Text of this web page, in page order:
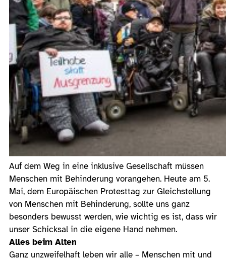
Auf dem Weg in eine inklusive Gesellschaft müssen
Menschen mit Behinderung vorangehen. Heute am 5.
Mai, dem Europäischen Protesttag zur Gleichstellung
von Menschen mit Behinderung, sollte uns ganz
besonders bewusst werden, wie wichtig es ist, dass wir
unser Schicksal in die eigene Hand nehmen.
Alles beim Alten
Ganz unzweifelhaft leben wir alle – Menschen mit und